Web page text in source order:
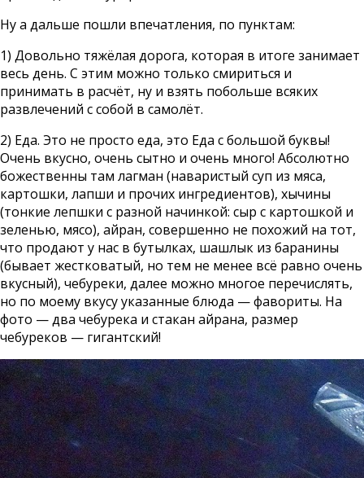
Ну а дальше пошли впечатления, по пунктам:
1) Довольно тяжёлая дорога, которая в итоге занимает
весь день. С этим можно только смириться и
принимать в расчёт, ну и взять побольше всяких
развлечений с собой в самолёт.
2) Еда. Это не просто еда, это Еда с большой буквы!
Очень вкусно, очень сытно и очень много! Абсолютно
божественны там лагман (наваристый суп из мяса,
картошки, лапши и прочих ингредиентов), хычины
(тонкие лепшки с разной начинкой: сыр с картошкой и
зеленью, мясо), айран, совершенно не похожий на тот,
что продают у нас в бутылках, шашлык из баранины
(бывает жестковатый, но тем не менее всё равно очень
вкусный), чебуреки, далее можно многое перечислять,
но по моему вкусу указанные блюда — фавориты. На
фото — два чебурека и стакан айрана, размер
чебуреков — гигантский!